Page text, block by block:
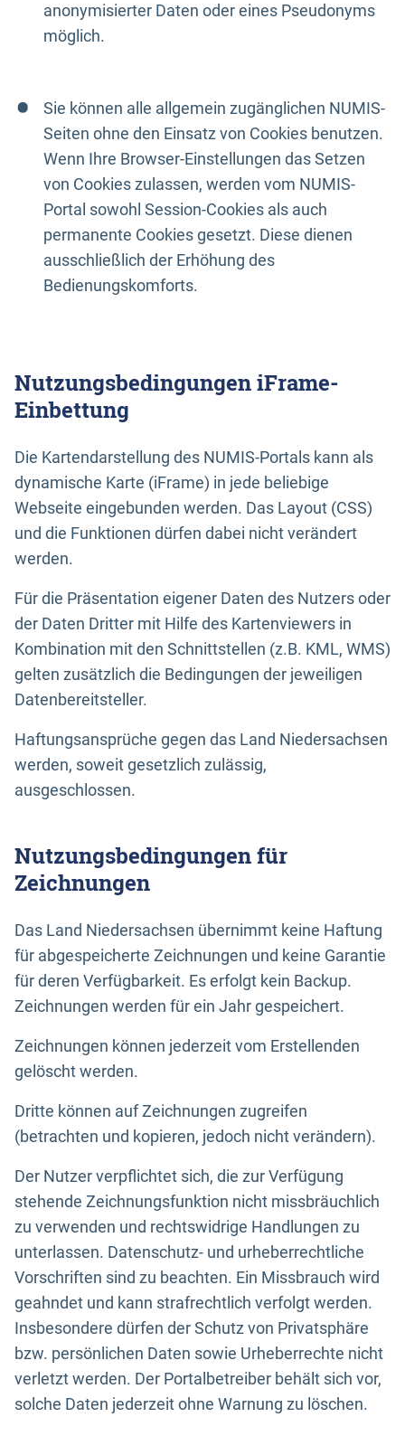
anonymisierter Daten oder eines Pseudonyms
möglich.
Sie können alle allgemein zugänglichen NUMIS-
Seiten ohne den Einsatz von Cookies benutzen.
Wenn Ihre Browser-Einstellungen das Setzen
von Cookies zulassen, werden vom NUMIS-
Portal sowohl Session-Cookies als auch
permanente Cookies gesetzt. Diese dienen
ausschließlich der Erhöhung des
Bedienungskomforts.
Nutzungsbedingungen iFrame-
Einbettung
Die Kartendarstellung des NUMIS-Portals kann als
dynamische Karte (iFrame) in jede beliebige
Webseite eingebunden werden. Das Layout (CSS)
und die Funktionen dürfen dabei nicht verändert
werden.
Für die Präsentation eigener Daten des Nutzers oder
der Daten Dritter mit Hilfe des Kartenviewers in
Kombination mit den Schnittstellen (z.B. KML, WMS)
gelten zusätzlich die Bedingungen der jeweiligen
Datenbereitsteller.
Haftungsansprüche gegen das Land Niedersachsen
werden, soweit gesetzlich zulässig,
ausgeschlossen.
Nutzungsbedingungen für
Zeichnungen
Das Land Niedersachsen übernimmt keine Haftung
für abgespeicherte Zeichnungen und keine Garantie
für deren Verfügbarkeit. Es erfolgt kein Backup.
Zeichnungen werden für ein Jahr gespeichert.
Zeichnungen können jederzeit vom Erstellenden
gelöscht werden.
Dritte können auf Zeichnungen zugreifen
(betrachten und kopieren, jedoch nicht verändern).
Der Nutzer verpflichtet sich, die zur Verfügung
stehende Zeichnungsfunktion nicht missbräuchlich
zu verwenden und rechtswidrige Handlungen zu
unterlassen. Datenschutz- und urheberrechtliche
Vorschriften sind zu beachten. Ein Missbrauch wird
geahndet und kann strafrechtlich verfolgt werden.
Insbesondere dürfen der Schutz von Privatsphäre
bzw. persönlichen Daten sowie Urheberrechte nicht
verletzt werden. Der Portalbetreiber behält sich vor,
solche Daten jederzeit ohne Warnung zu löschen.